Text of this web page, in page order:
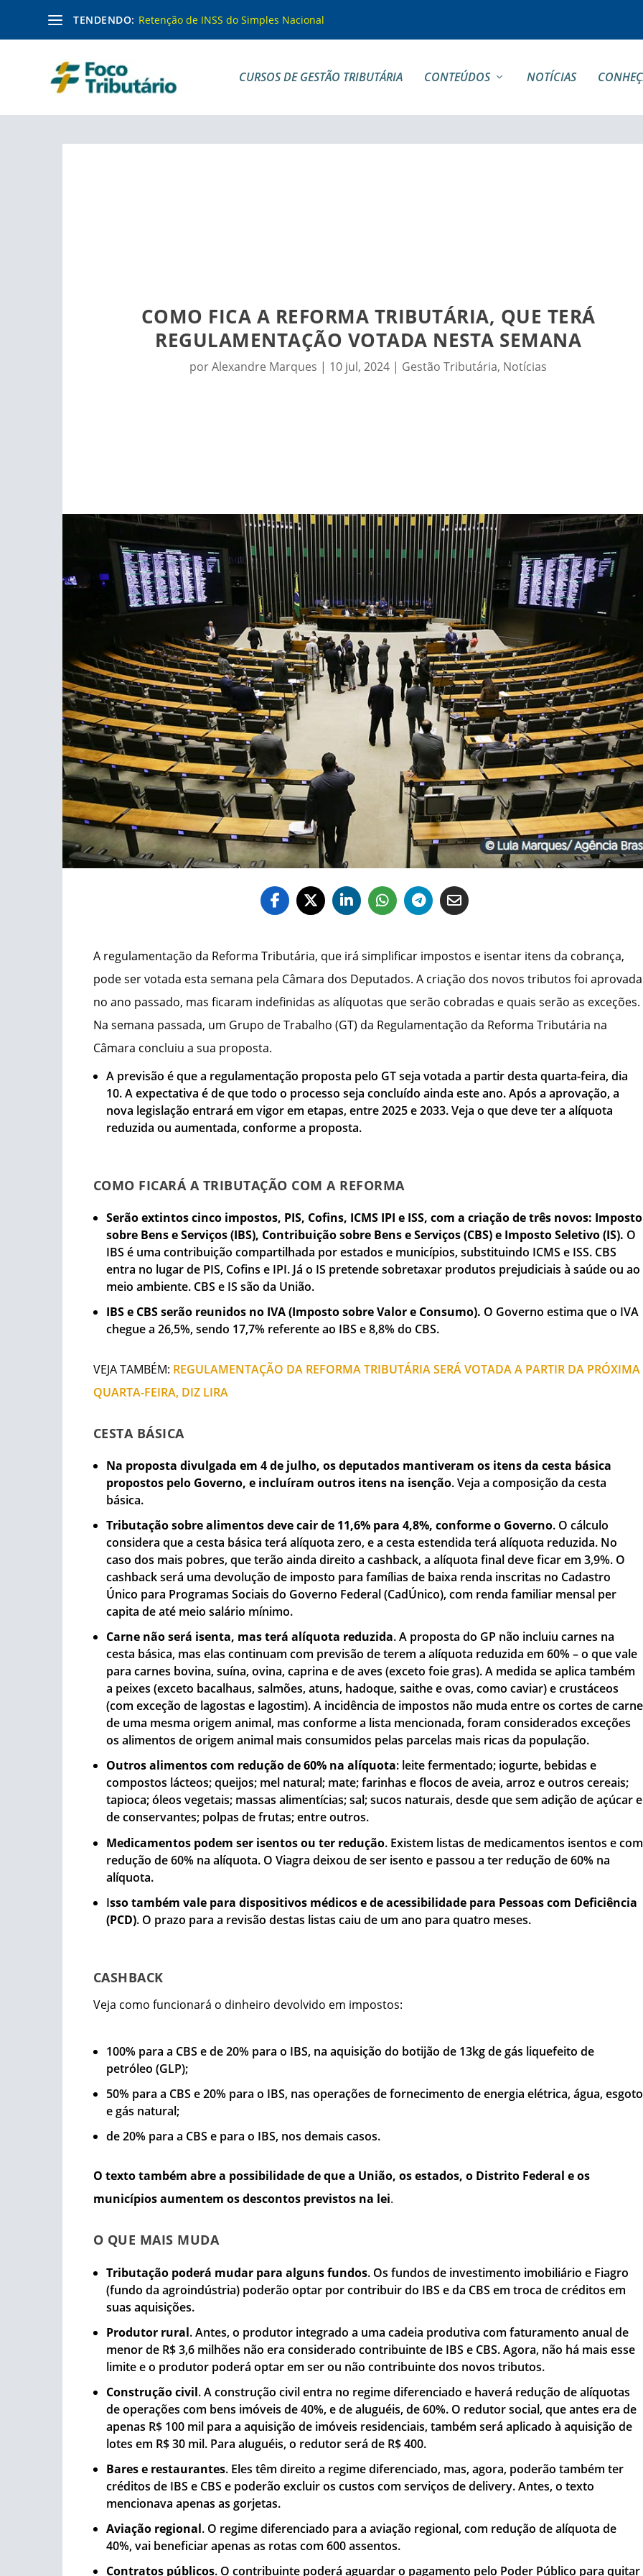
TENDENDO: Retenção de INSS do Simples Nacional
CURSOS DE GESTÃO TRIBUTÁRIA CONTEÚDOS NOTÍCIAS
COMO FICA A REFORMA TRIBUTÁRIA, QUE TERÁ
REGULAMENTAÇÃO VOTADA NESTA SEMANA
porAlexandre Marques | 10 jul, 2024 | Gestão Tributária, Notícias
A regulamentação da Reforma Tributária, que irá simplificar impostos e isentar itens da cobrança,
pode ser votada esta semana pela Câmara dos Deputados. A criação dos novos tributos foi aprovada
no ano passado, mas ficaram indefinidas as alíquotas que serão cobradas e quais serão as exceções.
Na semana passada, um Grupo de Trabalho (GT) da Regulamentação da Reforma Tributária na
Câmara concluiu a sua proposta.
A previsão é que a regulamentação proposta pelo GT seja votada a partir desta quarta-feira, dia
10. A expectativa é de que todo o processo seja concluído ainda este ano. Após a aprovação, a
nova legislação entrará em vigor em etapas, entre 2025 e 2033. Veja o que deve ter a alíquota
reduzida ou aumentada, conforme a proposta.
COMO FICARÁ A TRIBUTAÇÃO COM A REFORMA
Serão extintos cinco impostos, PIS, Cofins, ICMS IPI e ISS, com a criação de três novos: Imposto
sobre Bens e Serviços (IBS), Contribuição sobre Bens e Serviços (CBS) e Imposto Seletivo (IS). O
IBS é uma contribuição compartilhada por estados e municípios, substituindo ICMS e ISS. CBS
entra no lugar de PIS, Cofins e IPI. Já o IS pretende sobretaxar produtos prejudiciais à saúde ou ao
meio ambiente. CBS e IS são da União.
IBS e CBS serão reunidos no IVA (Imposto sobre Valor e Consumo). O Governo estima que o IVA
chegue a 26,5%, sendo 17,7% referente ao IBS e 8,8% do CBS.
VEJA TAMBÉM: REGULAMENTAÇÃO DA REFORMA TRIBUTÁRIA SERÁ VOTADA A PARTIR DA PRÓXIMA
QUARTA-FEIRA, DIZ LIRA
CESTA BÁSICA
Na proposta divulgada em 4 de julho, os deputados mantiveram os itens da cesta básica
propostos pelo Governo, e incluíram outros itens na isenção. Veja a composição da cesta
básica.
Tributação sobre alimentos deve cair de 11,6% para 4,8%, conforme o Governo. O cálculo
considera que a cesta básica terá alíquota zero, e a cesta estendida terá alíquota reduzida. No
caso dos mais pobres, que terão ainda direito a cashback, a alíquota final deve ficar em 3,9%. O
cashback será uma devolução de imposto para famílias de baixa renda inscritas no Cadastro
Único para Programas Sociais do Governo Federal (CadÚnico), com renda familiar mensal per
capita de até meio salário mínimo.
Carne não será isenta, mas terá alíquota reduzida. A proposta do GP não incluiu carnes na
cesta básica, mas elas continuam com previsão de terem a alíquota reduzida em 60% – o que vale
para carnes bovina, suína, ovina, caprina e de aves (exceto foie gras). A medida se aplica também
a peixes (exceto bacalhaus, salmões, atuns, hadoque, saithe e ovas, como caviar) e crustáceos
(com exceção de lagostas e lagostim). A incidência de impostos não muda entre os cortes de carne
de uma mesma origem animal, mas conforme a lista mencionada, foram considerados exceções
os alimentos de origem animal mais consumidos pelas parcelas mais ricas da população.
Outros alimentos com redução de 60% na alíquota: leite fermentado; iogurte, bebidas e
compostos lácteos; queijos; mel natural; mate; farinhas e flocos de aveia, arroz e outros cereais;
tapioca; óleos vegetais; massas alimentícias; sal; sucos naturais, desde que sem adição de açúcar e
de conservantes; polpas de frutas; entre outros.
Medicamentos podem ser isentos ou ter redução. Existem listas de medicamentos isentos e com
redução de 60% na alíquota. O Viagra deixou de ser isento e passou a ter redução de 60% na
alíquota.
Isso também vale para dispositivos médicos e de acessibilidade para Pessoas com Deficiência
(PCD). O prazo para a revisão destas listas caiu de um ano para quatro meses.
CASHBACK
Veja como funcionará o dinheiro devolvido em impostos:
100% para a CBS e de 20% para o IBS, na aquisição do botijão de 13kg de gás liquefeito de
petróleo (GLP);
50% para a CBS e 20% para o IBS, nas operações de fornecimento de energia elétrica, água, esgoto
e gás natural;
de 20% para a CBS e para o IBS, nos demais casos.
O texto também abre a possibilidade de que a União, os estados, o Distrito Federal e os
municípios aumentem os descontos previstos na lei.
O QUE MAIS MUDA
Tributação poderá mudar para alguns fundos. Os fundos de investimento imobiliário e Fiagro
(fundo da agroindústria) poderão optar por contribuir do IBS e da CBS em troca de créditos em
suas aquisições.
Produtor rural. Antes, o produtor integrado a uma cadeia produtiva com faturamento anual de
menor de R$ 3,6 milhões não era considerado contribuinte de IBS e CBS. Agora, não há mais esse
limite e o produtor poderá optar em ser ou não contribuinte dos novos tributos.
Construção civil. A construção civil entra no regime diferenciado e haverá redução de alíquotas
de operações com bens imóveis de 40%, e de aluguéis, de 60%. O redutor social, que antes era de
apenas R$ 100 mil para a aquisição de imóveis residenciais, também será aplicado à aquisição de
lotes em R$ 30 mil. Para aluguéis, o redutor será de R$ 400.
Bares e restaurantes. Eles têm direito a regime diferenciado, mas, agora, poderão também ter
créditos de IBS e CBS e poderão excluir os custos com serviços de delivery. Antes, o texto
mencionava apenas as gorjetas.
Aviação regional. O regime diferenciado para a aviação regional, com redução de alíquota de
40%, vai beneficiar apenas as rotas com 600 assentos.
Contratos públicos. O contribuinte poderá aguardar o pagamento pelo Poder Público para quitar